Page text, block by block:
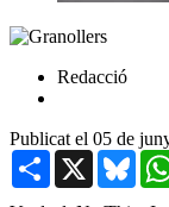
Redacció
Publicat el 05 de
Share X